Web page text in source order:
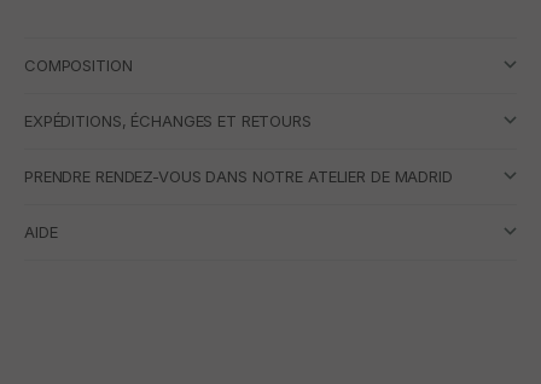
COMPOSITION
EXPÉDITIONS, ÉCHANGES ET RETOURS
PRENDRE RENDEZ-VOUS DANS NOTRE ATELIER DE MADRID
AIDE